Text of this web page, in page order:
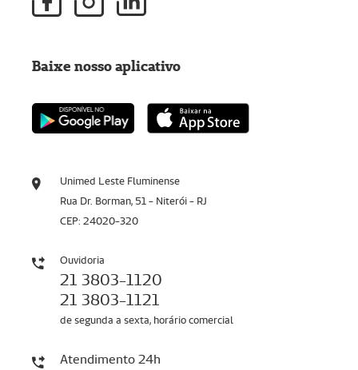
Unimed Leste Fluminense
Rua Dr. Borman, 51 - Niterói - RJ
CEP: 24020-320
Ouvidoria
21 3803-1120
21 3803-1121
de segunda a sexta, horário comercial
Atendimento 24h
Baixe nosso aplicativo